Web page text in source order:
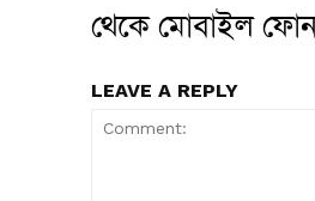
থেকে মোবাইল
LEAVE A REPLY